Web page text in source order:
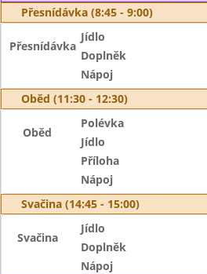
Přesnídávka (8:45 - 9:00)
Přesnídávka
Jídlo
Doplněk
Nápoj
Oběd (11:30 - 12:30)
Oběd
Polévka
Jídlo
Příloha
Nápoj
Svačina (14:45 - 15:00)
Svačina
Jídlo
Doplněk
Nápoj